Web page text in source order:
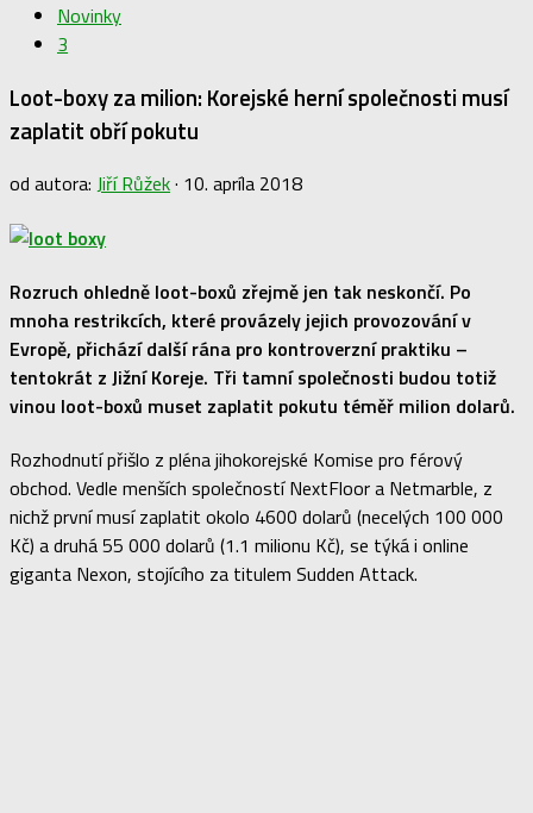
Novinky
3
Loot-boxy za milion: Korejské herní společnosti musí
zaplatit obří pokutu
od autora: Jiří Růžek· 10. apríla 2018
Rozruch ohledně loot-boxů zřejmě jen tak neskončí. Po
mnoha restrikcích, které provázely jejich provozování v
Evropě, přichází další rána pro kontroverzní praktiku –
tentokrát z Jižní Koreje. Tři tamní společnosti budou totiž
vinou loot-boxů muset zaplatit pokutu téměř milion dolarů.
Rozhodnutí přišlo z pléna jihokorejské Komise pro férový
obchod. Vedle menších společností NextFloor a Netmarble, z
nichž první musí zaplatit okolo 4600 dolarů (necelých 100 000
Kč) a druhá 55 000 dolarů (1.1 milionu Kč), se týká i online
giganta Nexon, stojícího za titulem Sudden Attack.